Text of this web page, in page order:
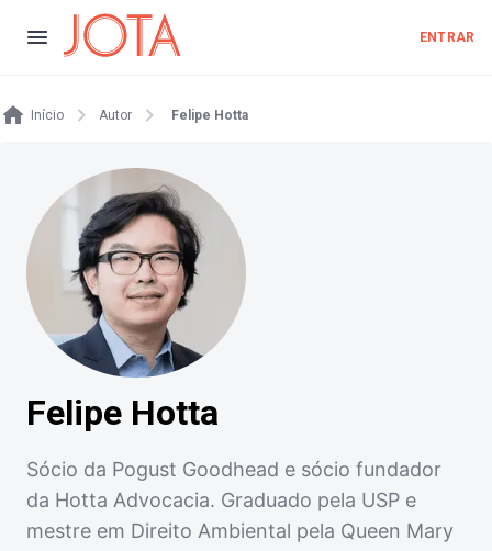
ENTRAR
Início Autor Felipe Hotta
Felipe Hotta
Sócio da Pogust Goodhead e sócio fundador
da Hotta Advocacia. Graduado pela USP e
mestre em Direito Ambiental pela Queen Mary